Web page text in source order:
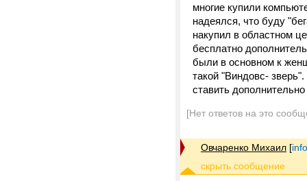
многие купили
надеялся, что буду
накупил в областном
бесплатно
были в основном к
такой "Виндовс-
ставить
[Нет ответов на это
Овчаренко Михаил [